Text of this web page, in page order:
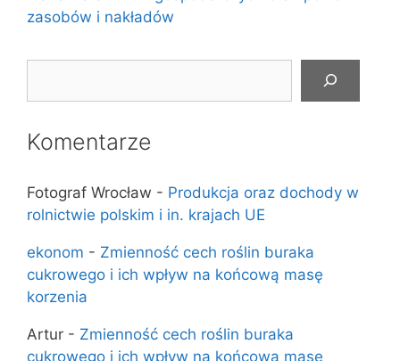
zasobów i nakładów
Komentarze
Fotograf Wrocław - Produkcja oraz dochody w
rolnictwie polskim i in. krajach UE
ekonom - Zmienność cech roślin buraka
cukrowego i ich wpływ na końcową masę
korzenia
Artur - Zmienność cech roślin buraka
cukrowego i ich wpływ na końcową masę